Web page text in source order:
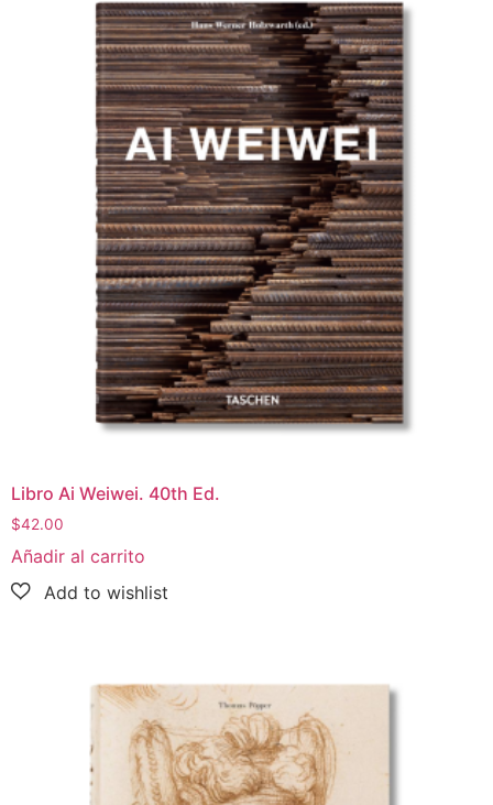
Libro Ai Weiwei. 40th Ed.
$42.00
Añadir al carrito